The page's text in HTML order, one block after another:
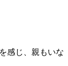
感じ、親もいな